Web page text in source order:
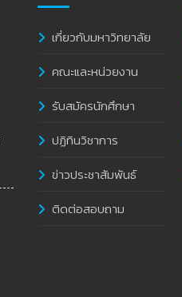
เกี่ยวกับมหาวิทยาลัย
คณะและหน่วยงาน
รับสมัครนักศึกษา
ปฏิทินวิชาการ
ข่าวประชาสัมพันธ์
ติดต่อสอบถาม